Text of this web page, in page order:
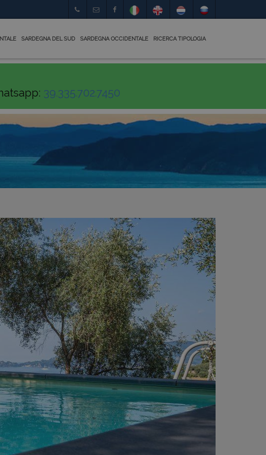
SARDEGNA DEL SUD SARDEGNA OCCIDENTALE RICERCA TIPOLOGIA
39.335.702.7450